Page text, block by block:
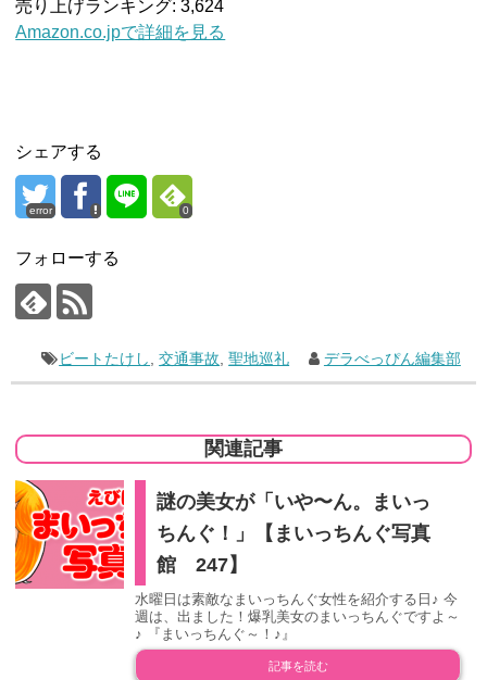
売り上げランキング: 3,624
Amazon.co.jpで詳細を見る
シェアする
error 0
フォローする
ビートたけし,交通事故,聖地巡礼 デラべっぴん編集部
関連記事
謎の美女が「いや〜ん。まいっ
ちんぐ！」【まいっちんぐ写真
館 247】
水曜日は素敵なまいっちんぐ女性を紹介する日♪ 今
週は、出ました！爆乳美女のまいっちんぐですよ～
♪ 『まいっちんぐ～！♪』
記事を読む